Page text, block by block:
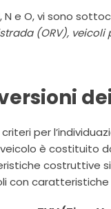
N e O, vi sono
(ORV),
criteri per
veicolo è costituito
costruttive
con